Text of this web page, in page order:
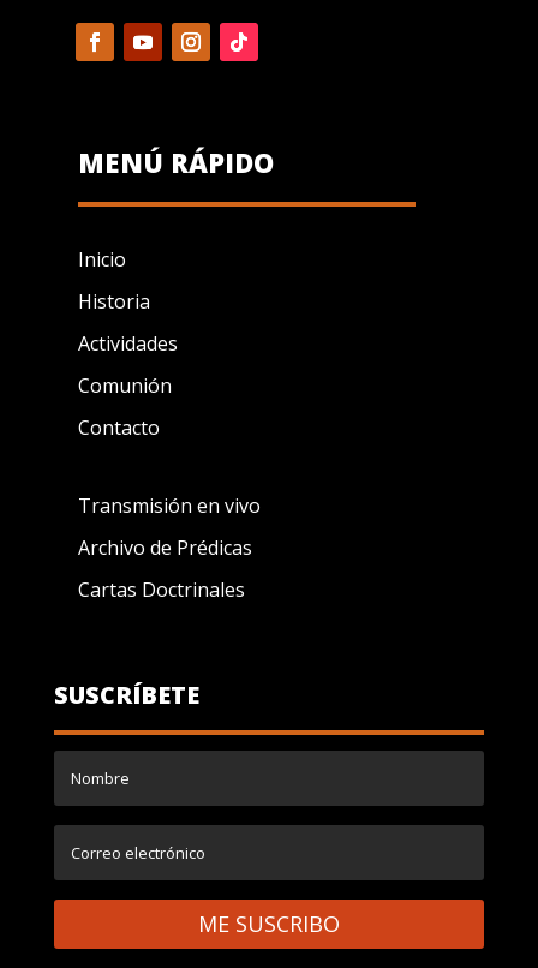
MENÚ RÁPIDO
Inicio
Historia
Actividades
Comunión
Contacto
Transmisión en vivo
Archivo de Prédicas
Cartas Doctrinales
SUSCRÍBETE
ME SUSCRIBO